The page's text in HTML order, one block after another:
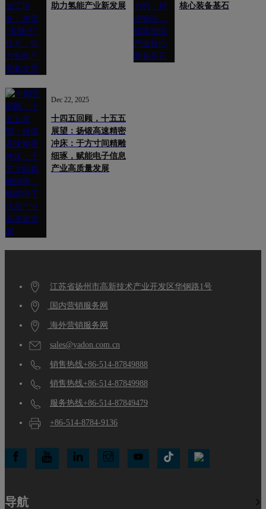
助力氢能产业新发展
核心装备基石
Dec 22, 2025
十四五回顾，十五五
展望：扬锻高速精密
冲床：于方寸间精雕
细琢，赋能电子信息
产业高质量发展
江苏省扬州市高新技术产业开发区华钢路1号
国内营销服务网
海外营销服务网
sales@yadon.com.cn
销售热线+86-514-87849888
销售热线+86-514-87849988
服务热线+86-514-87849479
+86-514-8784-9136
导航